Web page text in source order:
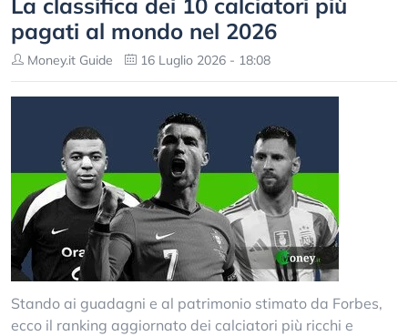
La classifica dei 10 calciatori più
pagati al mondo nel 2026
Money.it Guide 16 Luglio 2026 - 18:08
Stando ai guadagni e al patrimonio stimato da Forbes,
ecco il ranking aggiornato dei calciatori più ricchi e